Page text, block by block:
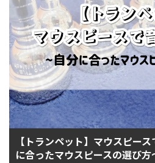
【トランペット】マウスピー
に合ったマウスピースの選び方